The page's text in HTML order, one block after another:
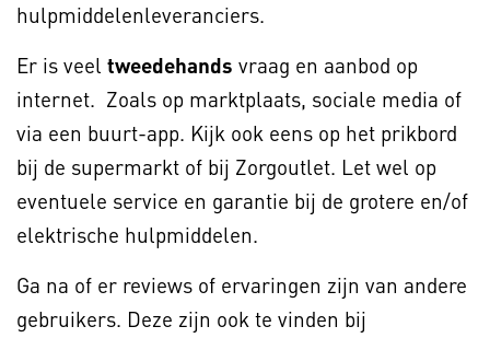
hulpmiddelenleveranciers.
Er is veel tweedehands vraag en aanbod op
internet. Zoals op marktplaats, sociale media of
via een buurt-app. Kijk ook eens op het prikbord
bij de supermarkt of bij Zorgoutlet. Let wel op
eventuele service en garantie bij de grotere en/of
elektrische hulpmiddelen.
Ga na of er reviews of ervaringen zijn van andere
gebruikers. Deze zijn ook te vinden bij